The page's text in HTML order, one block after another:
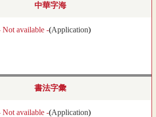
中華字海
Not available -(Application)
書法字彙
Not available -(Application)